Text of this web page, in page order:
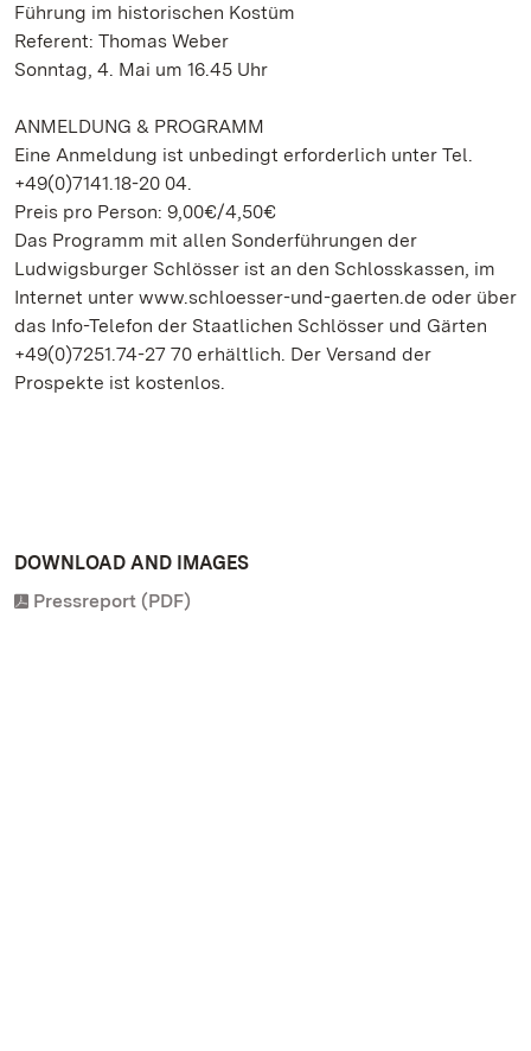
Führung im historischen Kostüm
Referent: Thomas Weber
Sonntag, 4. Mai um 16.45 Uhr
ANMELDUNG & PROGRAMM
Eine Anmeldung ist unbedingt erforderlich unter Tel.
+49(0)7141.18-20 04.
Preis pro Person: 9,00€/4,50€
Das Programm mit allen Sonderführungen der
Ludwigsburger Schlösser ist an den Schlosskassen, im
Internet unter www.schloesser-und-gaerten.de oder über
das Info-Telefon der Staatlichen Schlösser und Gärten
+49(0)7251.74-27 70 erhältlich. Der Versand der
Prospekte ist kostenlos.
DOWNLOAD AND IMAGES
Pressreport (PDF)